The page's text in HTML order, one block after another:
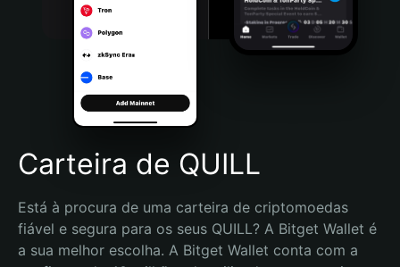
Português (Brasil)
Español (Argentina)
Carteira de QUILL
Está à procura de uma carteira de criptomoedas
fiável e segura para os seus QUILL? A Bitget Wallet é
a sua melhor escolha. A Bitget Wallet conta com a